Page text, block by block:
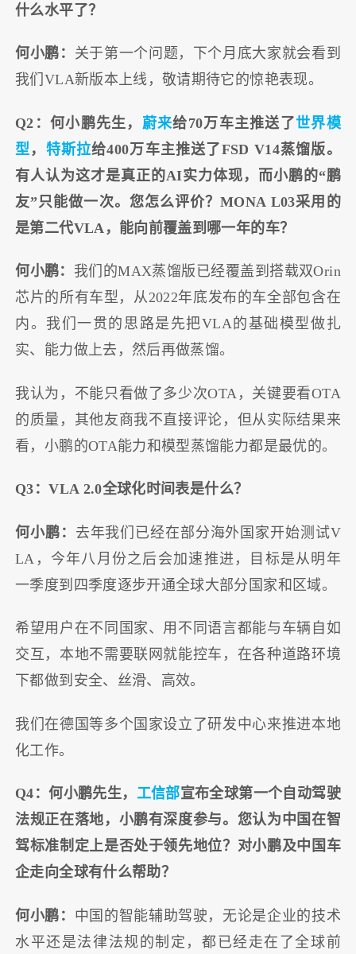
什么水平了？
何小鹏： 关于第一个问题，下个月底大家就会看到
我们VLA新版本上线，敬请期待它的惊艳表现。
Q2：何小鹏先生， 蔚来给70万车主推送了世界模
型 ， 特斯拉给400万车主推送了FSD V14蒸馏版。
有人认为这才是真正的AI实力体现，而小鹏的“鹏
友”只能做一次。您怎么评价？MONA L03采用的
是第二代VLA，能向前覆盖到哪一年的车？
何小鹏： 我们的MAX蒸馏版已经覆盖到搭载双Orin
芯片的所有车型，从2022年底发布的车全部包含在
内。我们一贯的思路是先把VLA的基础模型做扎
实、能力做上去，然后再做蒸馏。
我认为，不能只看做了多少次OTA，关键要看OTA
的质量，其他友商我不直接评论，但从实际结果来
看，小鹏的OTA能力和模型蒸馏能力都是最优的。
Q3：VLA 2.0全球化时间表是什么？
何小鹏： 去年我们已经在部分海外国家开始测试V
LA，今年八月份之后会加速推进，目标是从明年
一季度到四季度逐步开通全球大部分国家和区域。
希望用户在不同国家、用不同语言都能与车辆自如
交互，本地不需要联网就能控车，在各种道路环境
下都做到安全、丝滑、高效。
我们在德国等多个国家设立了研发中心来推进本地
化工作。
Q4：何小鹏先生， 工信部宣布全球第一个自动驾驶
法规正在落地，小鹏有深度参与。您认为中国在智
驾标准制定上是否处于领先地位？对小鹏及中国车
企走向全球有什么帮助？
何小鹏： 中国的智能辅助驾驶，无论是企业的技术
水平还是法律法规的制定，都已经走在了全球前